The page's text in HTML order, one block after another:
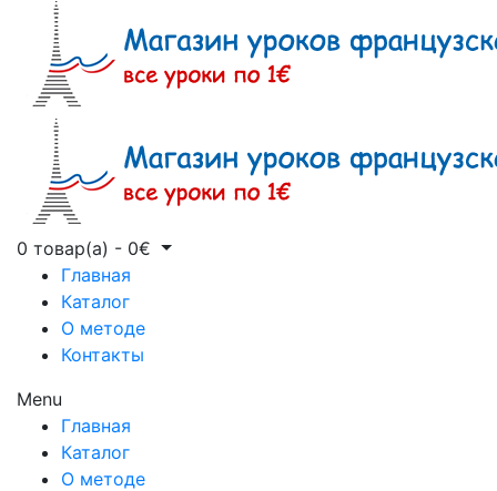
0 товар(а) - 0€
Главная
Каталог
О методе
Контакты
Menu
Главная
Каталог
О методе